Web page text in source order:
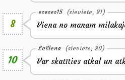
8
eseses15 (sieviete, 21)
Viena no manam
10
LeElena (sieviete, 20)
Var skatīties atkal un